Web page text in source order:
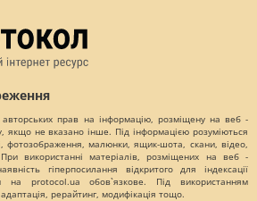
прав на інформацію, розміщену на веб -
якщо не вказано інше. Під інформацією розуміються
фотозображення, малюнки, ящик-шота, скани, відео,
використанні матеріалів, розміщених на веб -
гіперпосилання відкритого для індексації
на protocol.ua обов`язкове. Під використанням
рерайтинг, модифікація тощо.